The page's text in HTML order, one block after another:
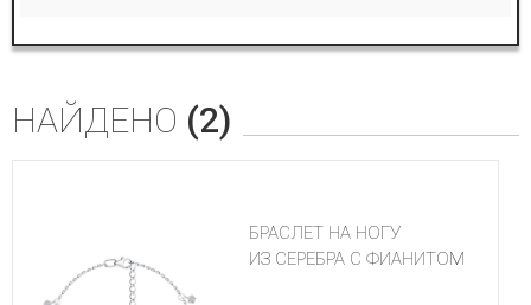
НАЙДЕНО (2)
БРАСЛЕТ НА НОГУ
ИЗ СЕРЕБРА С ФИАНИТОМ